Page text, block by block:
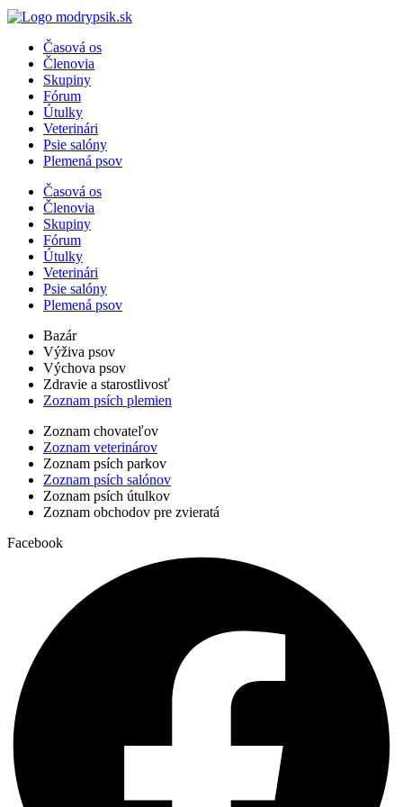
Časová os
Členovia
Skupiny
Fórum
Útulky
Veterinári
Psie salóny
Plemená psov
Časová os
Členovia
Skupiny
Fórum
Útulky
Veterinári
Psie salóny
Plemená psov
Bazár
Výživa psov
Výchova psov
Zdravie a starostlivosť
Zoznam psích plemien
Zoznam chovateľov
Zoznam veterinárov
Zoznam psích parkov
Zoznam psích salónov
Zoznam psích útulkov
Zoznam obchodov pre zvieratá
Facebook